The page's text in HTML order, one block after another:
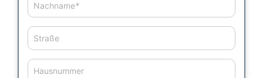
Nachname*
Straße
Hausnummer